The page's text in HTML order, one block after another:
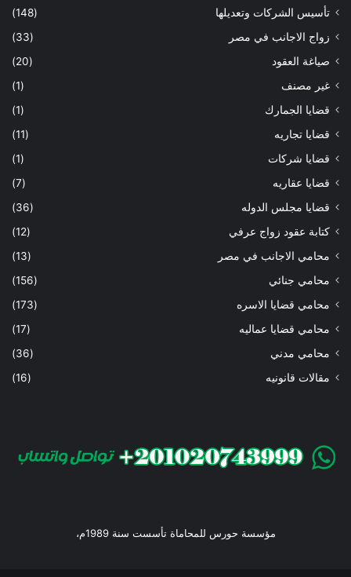
تأسيس الشركات وتعديلها
(148)
زواج الاجانب في مصر
(33)
صياغة العقود
(20)
غير مصنف
(1)
قضايا الجمارك
(1)
قضايا تجاريه
(11)
قضايا شركات
(1)
قضايا عقاريه
(7)
قضايا مجلس الدوله
(36)
كتابة عقود زواج عرفي
(12)
محامي الاجانب في مصر
(13)
محامي جنائي
(156)
محامي قضايا الاسره
(173)
محامي قضايا عماليه
(17)
محامي مدني
(36)
مقالات قانونيه
(16)
مؤسسة حورس للمحاماة تأسست سنة 1989م،